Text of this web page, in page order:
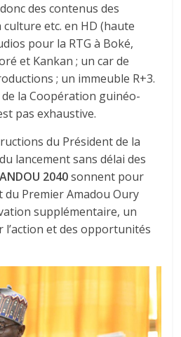
des contenus des
culture etc. en HD (haute
pour la RTG à Boké,
et Kankan ; un car de
; un immeuble R+3.
la Coopération guinéo-
pas exhaustive.
du Président de la
lancement sans délai des
2040sonnent pour
Premier Amadou Oury
supplémentaire, un
l’action et des opportunités